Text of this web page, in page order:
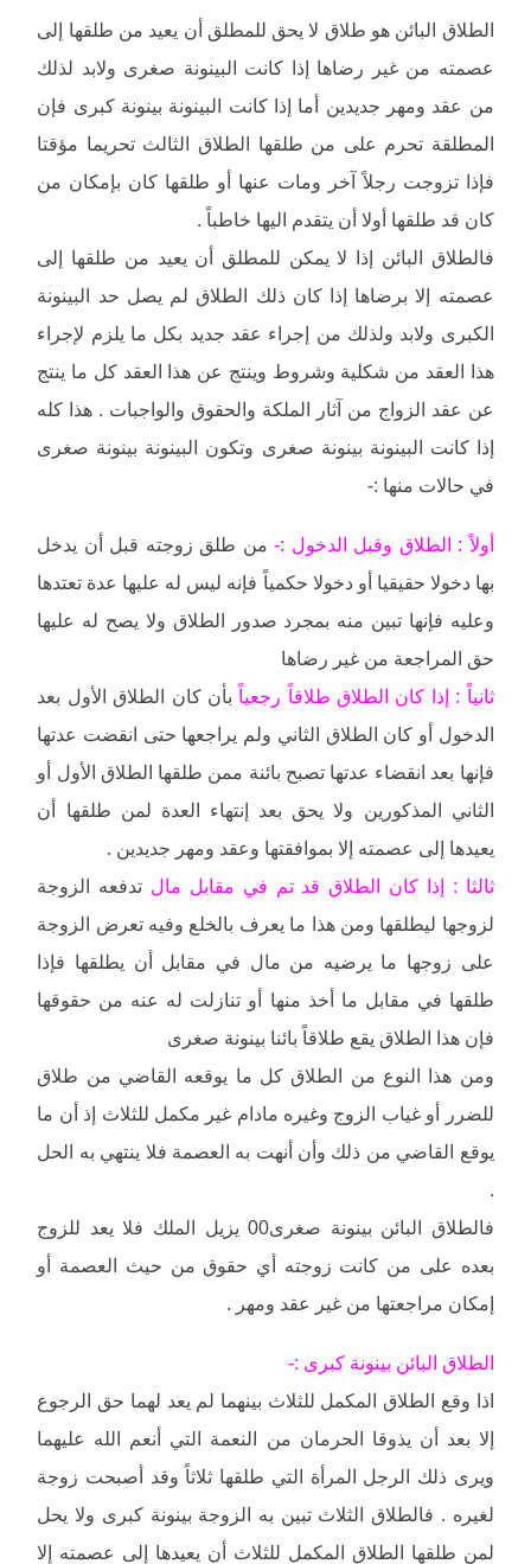
الطلاق البائن هو طلاق لا يحق للمطلق أن يعيد من طلقها إلى
عصمته من غير رضاها إذا كانت البينونة صغرى ولابد لذلك
من عقد ومهر جديدين أما إذا كانت البينونة بينونة كبرى فإن
المطلقة تحرم على من طلقها الطلاق الثالث تحريما مؤقتا
فإذا تزوجت رجلاً آخر ومات عنها أو طلقها كان بإمكان من
كان قد طلقها أولا أن يتقدم اليها خاطباً .
فالطلاق البائن إذا لا يمكن للمطلق أن يعيد من طلقها إلى
عصمته إلا برضاها إذا كان ذلك الطلاق لم يصل حد البينونة
الكبرى ولابد ولذلك من إجراء عقد جديد بكل ما يلزم لإجراء
هذا العقد من شكلية وشروط وينتج عن هذا العقد كل ما ينتج
عن عقد الزواج من آثار الملكة والحقوق والواجبات . هذا كله
إذا كانت البينونة بينونة صغرى وتكون البينونة بينونة صغرى
في حالات منها :-
أولاً : الطلاق وقبل الدخول :-من طلق زوجته قبل أن يدخل
بها دخولا حقيقيا أو دخولا حكمياً فإنه ليس له عليها عدة تعتدها
وعليه فإنها تبين منه بمجرد صدور الطلاق ولا يصح له عليها
حق المراجعة من غير رضاها
ثانياً : إذا كان الطلاق طلاقاً رجعياً بأن كان الطلاق الأول بعد
الدخول أو كان الطلاق الثاني ولم يراجعها حتى انقضت عدتها
فإنها بعد انقضاء عدتها تصبح بائنة ممن طلقها الطلاق الأول أو
الثاني المذكورين ولا يحق بعد إنتهاء العدة لمن طلقها أن
يعيدها إلى عصمته إلا بموافقتها وعقد ومهر جديدين .
ثالثا : إذا كان الطلاق قد تم في مقابل مال تدفعه الزوجة
لزوجها ليطلقها ومن هذا ما يعرف بالخلع وفيه تعرض الزوجة
على زوجها ما يرضيه من مال في مقابل أن يطلقها فإذا
طلقها في مقابل ما أخذ منها أو تنازلت له عنه من حقوقها
فإن هذا الطلاق يقع طلاقاً بائنا بينونة صغرى
ومن هذا النوع من الطلاق كل ما يوقعه القاضي من طلاق
للضرر أو غياب الزوج وغيره مادام غير مكمل للثلاث إذ أن ما
يوقع القاضي من ذلك وأن أنهت به العصمة فلا ينتهي به الحل
.
فالطلاق البائن بينونة صغرى00 يزيل الملك فلا يعد للزوج
بعده على من كانت زوجته أي حقوق من حيث العصمة أو
إمكان مراجعتها من غير عقد ومهر .
الطلاق البائن بينونة كبرى :-
اذا وقع الطلاق المكمل للثلاث بينهما لم يعد لهما حق الرجوع
إلا بعد أن يذوقا الحرمان من النعمة التي أنعم الله عليهما
ويرى ذلك الرجل المرأة التي طلقها ثلاثاً وقد أصبحت زوجة
لغيره . فالطلاق الثلاث تبين به الزوجة بينونة كبرى ولا يحل
لمن طلقها الطلاق المكمل للثلاث أن يعيدها إلى عصمته إلا